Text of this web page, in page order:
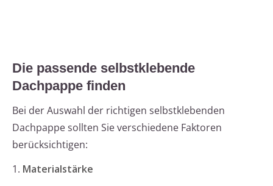
Die passende selbstklebende
Dachpappe finden
Bei der Auswahl der richtigen selbstklebenden
Dachpappe sollten Sie verschiedene Faktoren
berücksichtigen:
1. Materialstärke